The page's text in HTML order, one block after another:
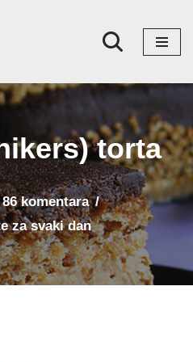
torta
86 komentara
za svaki dan